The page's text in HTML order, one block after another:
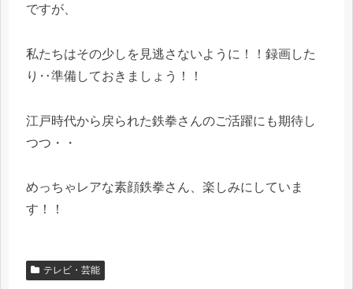
ですが、
私たちはその少しを見逃さないように！！録画した
り‥準備しておきましょう！！
江戸時代から戻られた鉄拳さんのご活躍にも期待し
つつ・・
めっちゃレアな素顔鉄拳さん、楽しみにしていま
す！！
テレビ・芸能